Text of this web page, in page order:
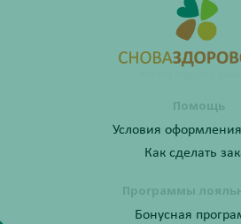
Помощь
Условия оформления
Как сделать
Программы
Бонусная